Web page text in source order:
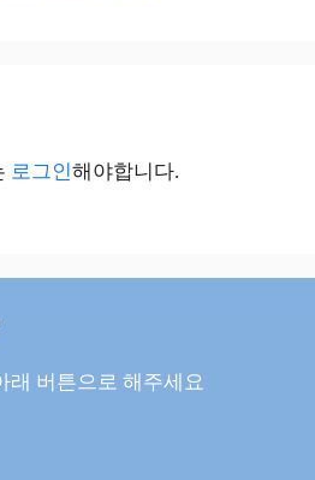
로그인해야합니다.
래 버튼으로 해주세요